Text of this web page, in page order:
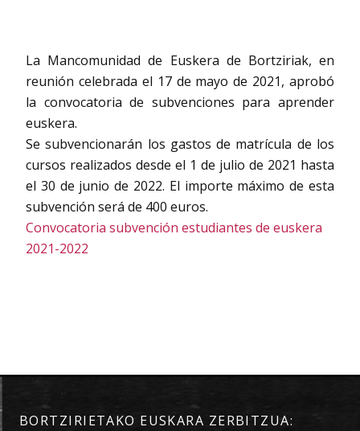
La Mancomunidad de Euskera de Bortziriak, en
reunión celebrada el 17 de mayo de 2021, aprobó
la convocatoria de subvenciones para aprender
euskera.
Se subvencionarán los gastos de matrícula de los
cursos realizados desde el 1 de julio de 2021 hasta
el 30 de junio de 2022. El importe máximo de esta
subvención será de 400 euros.
Convocatoria subvención estudiantes de euskera
2021-2022
BORTZIRIETAKO EUSKARA ZERBITZUA: